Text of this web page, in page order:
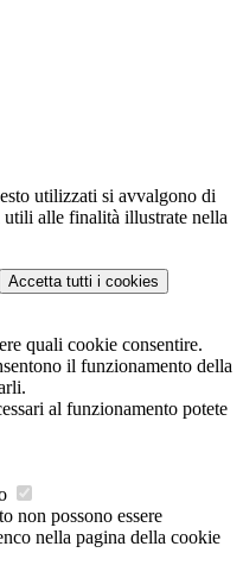
utilizzati si avvalgono di
utili alle finalità illustrate nella
Accetta tutti i cookies
quali cookie consentire.
il funzionamento della
al funzionamento potete
non possono essere
nella pagina della cookie